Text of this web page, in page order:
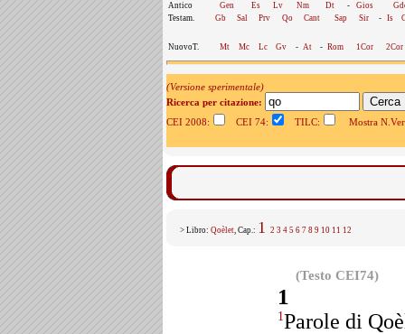
Antico Gen Es Lv Nm Dt - Gios
Testam.
Gb Sal Prv Qo Cant Sap Sir - Is
NuovoT. Mt Mc Lc Gv - At - Rom 1Cor 2Cor
(Versione sperimentale)
Ricerca per citazione:
CEI 2008:
CEI 74: TILC: Mostra
> Libro: Qoèlet, Cap.: 1 2 3 4 5 6 7 8 9 10 11 12
(Testo CEI74)
1
1Parole di